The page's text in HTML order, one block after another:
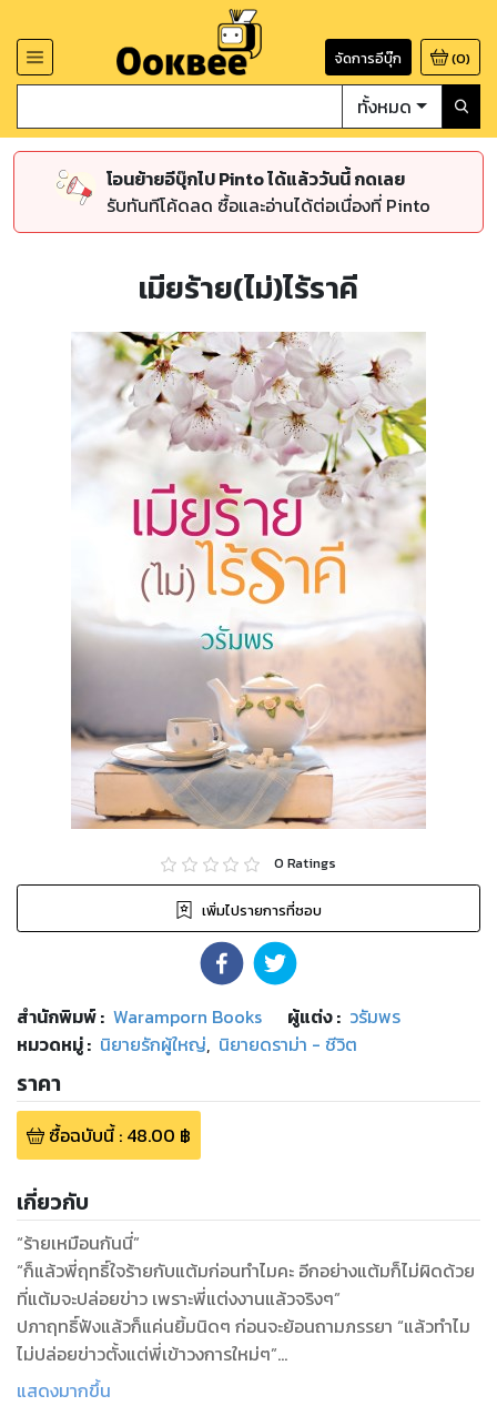
จัดการอีบุ๊ก (0)
ทั้งหมด
โอนย้ายอีบุ๊กไป Pinto ได้แล้ววันนี้ กดเลย
รับทันทีโค้ดลด ซื้อและอ่านได้ต่อเนื่องที่ Pinto
เมียร้าย(ไม่)ไร้ราคี
0 Ratings
เพิ่มไปรายการที่ชอบ
สำนักพิมพ์: Waramporn Books ผู้แต่ง : วรัมพร
หมวดหมู่: นิยายรักผู้ใหญ่, นิยายดราม่า - ชีวิต
ราคา
ซื้อฉบับนี้: 48.00 ฿
เกี่ยวกับ
“ร้ายเหมือนกันนี่”
“ก็แล้วพี่ฤทธิ์ใจร้ายกับแต้มก่อนทำไมคะ อีกอย่างแต้มก็ไม่ผิดด้วย
ที่แต้มจะปล่อยข่าว เพราะพี่แต่งงานแล้วจริงๆ”
ปภาฤทธิ์ฟังแล้วก็แค่นยิ้มนิดๆ ก่อนจะย้อนถามภรรยา “แล้วทำไม
ไม่ปล่อยข่าวตั้งแต่พี่เข้าวงการใหม่ๆ”
“ก็ตอนนั้นแต้มไม่อยากทำลายอนาคตของพี่” ชโลธรตอบไปอย่าง
แสดงมากขึ้น